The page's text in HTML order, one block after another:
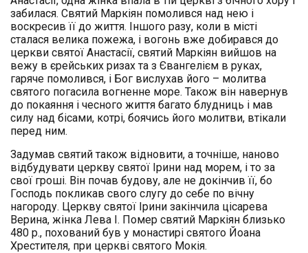
забилася. Святий Маркіян помолився над нею і
воскресив її до життя. Іншого разу, коли в місті
сталася велика пожежа, і вогонь вже добирався до
церкви святої Анастасії, святий Маркіян вийшов на
вежу в єрейських ризах та з Євангелієм в руках,
гаряче помолився, і Бог вислухав його – молитва
святого погасила вогненне море. Також він навернув
до покаяння і чесного життя багато блудниць і мав
силу над бісами, котрі, боячись його молитви, втікали
перед ним.
Задумав святий також відновити, а точніше, наново
відбудувати церкву святої Ірини над морем, і то за
свої гроші. Він почав будову, але не докінчив її, бо
Господь покликав свого слугу до себе по вічну
нагороду. Церкву святої Ірини закінчила цісарева
Верина, жінка Лева І. Помер святий Маркіян близько
480 р., похований був у монастирі святого Йоана
Хрестителя, при церкві святого Мокія.